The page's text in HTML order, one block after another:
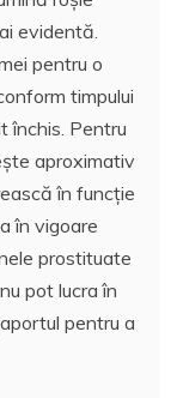
evidentă.
pentru o
timpului
închis. Pentru
aproximativ
în funcție
în vigoare
prostituate
pot lucra în
pentru a